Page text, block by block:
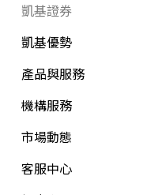
凱基證券
凱基優勢
產品與服務
機構服務
市場動態
客服中心